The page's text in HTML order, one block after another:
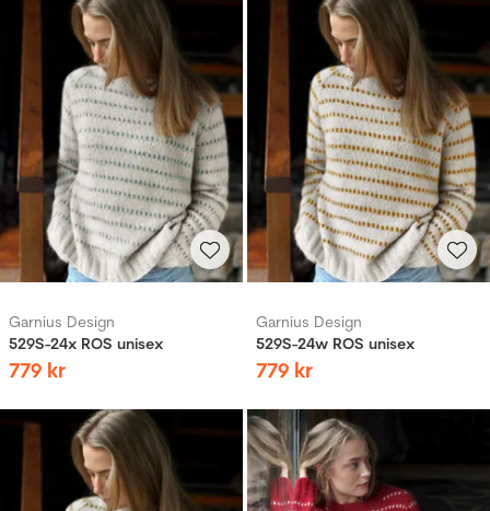
Garnius Design
529S-24x ROS unisex
779 kr
Garnius Design
529S-24w ROS unisex
779 kr